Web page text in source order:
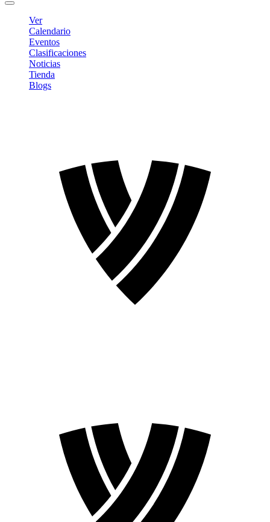
Ver
Calendario
Eventos
Clasificaciones
Noticias
Tienda
Blogs